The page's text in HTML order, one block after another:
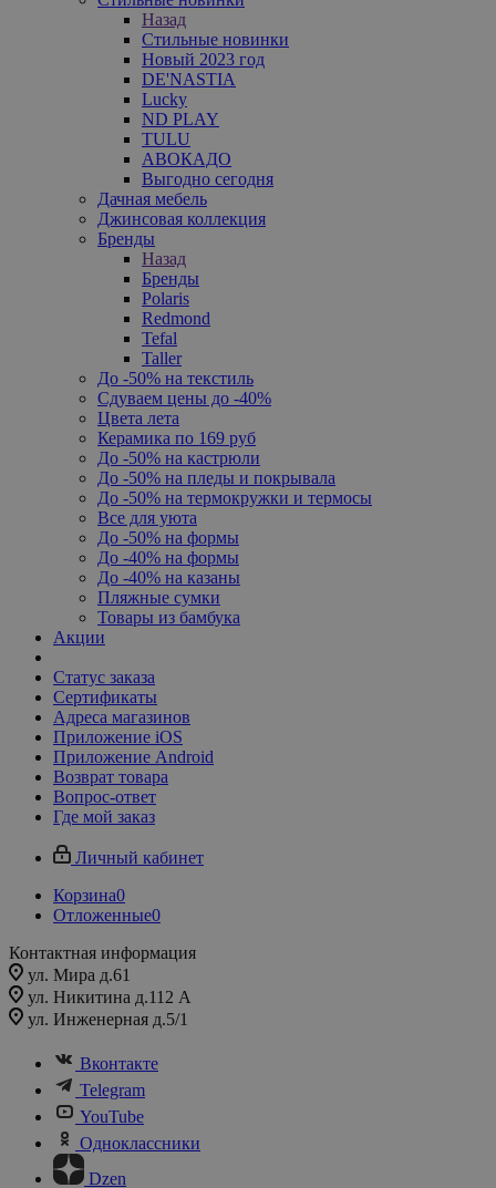
Назад
Стильные новинки
Новый 2023 год
DE'NASTIA
Lucky
ND PLAY
TULU
АВОКАДО
Выгодно сегодня
Дачная мебель
Джинсовая коллекция
Бренды
Назад
Бренды
Polaris
Redmond
Tefal
Taller
До -50% на текстиль
Сдуваем цены до -40%
Цвета лета
Керамика по 169 руб
До -50% на кастрюли
До -50% на пледы и покрывала
До -50% на термокружки и термосы
Все для уюта
До -50% на формы
До -40% на формы
До -40% на казаны
Пляжные сумки
Товары из бамбука
Акции
Статус заказа
Сертификаты
Адреса магазинов
Приложение iOS
Приложение Android
Возврат товара
Вопрос-ответ
Где мой заказ
Личный кабинет
Корзина0
Отложенные0
Контактная информация
ул. Мира д.61
ул. Никитина д.112 А
ул. Инженерная д.5/1
Вконтакте
Telegram
YouTube
Одноклассники
Dzen